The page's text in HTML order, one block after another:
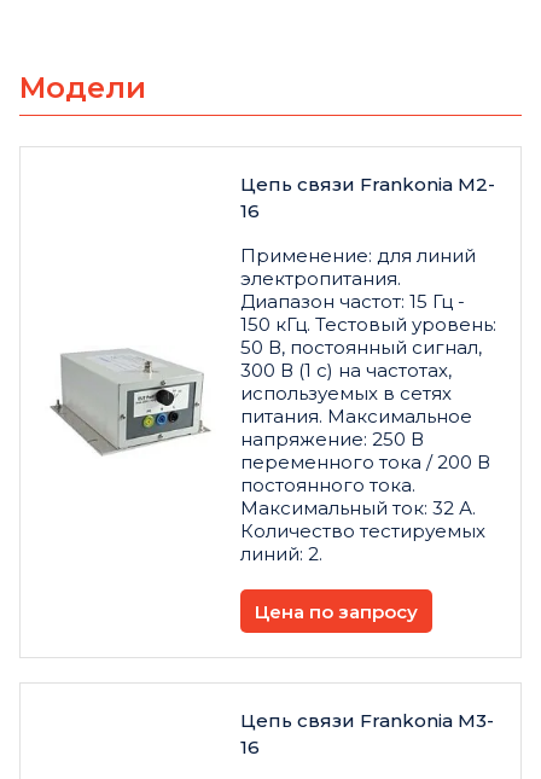
Модели
Цепь связи Frankonia M2-
16
Применение: для линий
электропитания.
Диапазон частот: 15 Гц -
150 кГц. Тестовый уровень:
50 В, постоянный сигнал,
300 В (1 с) на частотах,
используемых в сетях
питания. Максимальное
напряжение: 250 В
переменного тока / 200 В
постоянного тока.
Максимальный ток: 32 А.
Количество тестируемых
линий: 2.
Цена по запросу
Цепь связи Frankonia M3-
16